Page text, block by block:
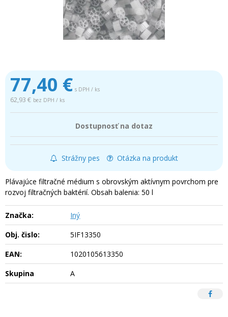
77,40 € s DPH / ks
62,93 € bez DPH / ks
Dostupnosť na dotaz
Strážny pes Otázka na produkt
Plávajúce filtračné médium s obrovským aktívnym povrchom pre
rozvoj filtračných baktérií. Obsah balenia: 50 l
Značka:
Iný
Obj. čislo:
5IF13350
EAN:
1020105613350
Skupina
A